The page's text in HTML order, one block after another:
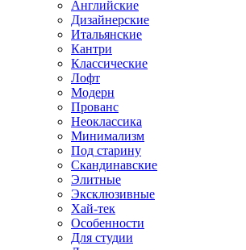
Английские
Дизайнерские
Итальянские
Кантри
Классические
Лофт
Модерн
Прованс
Неоклассика
Минимализм
Под старину
Скандинавские
Элитные
Эксклюзивные
Хай-тек
Особенности
Для студии